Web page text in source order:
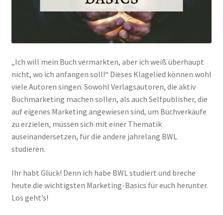
„Ich will mein Buch vermarkten, aber ich weiß überhaupt
nicht, wo ich anfangen soll!“ Dieses Klagelied können wohl
viele Autoren singen. Sowohl Verlagsautoren, die aktiv
Buchmarketing machen sollen, als auch Selfpublisher, die
auf eigenes Marketing angewiesen sind, um Buchverkäufe
zu erzielen, müssen sich mit einer Thematik
auseinandersetzen, für die andere jahrelang BWL
studieren.
Ihr habt Glück! Denn ich habe BWL studiert und breche
heute die wichtigsten Marketing-Basics für euch herunter.
Los geht’s!